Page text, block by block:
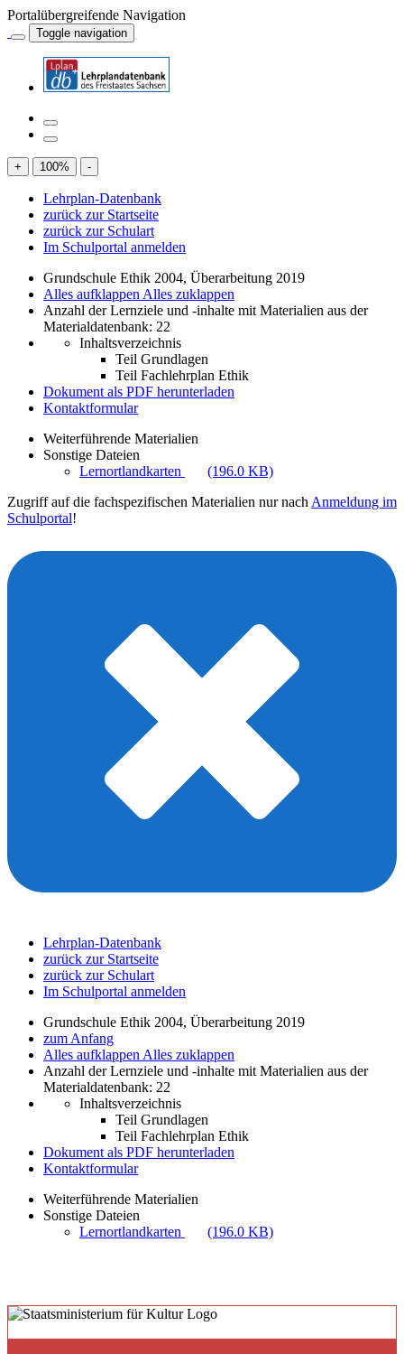
Portalübergreifende Navigation
Toggle navigation
+ 100% -
Lehrplan-Datenbank
zurück zur Startseite
zurück zur Schulart
Im Schulportal anmelden
Grundschule Ethik 2004, Überarbeitung 2019
Alles aufklappen Alles zuklappen
Anzahl der Lernziele und -inhalte mit Materialien aus der
Materialdatenbank: 22
Inhaltsverzeichnis
Teil Grundlagen
Teil Fachlehrplan Ethik
Dokument als PDF herunterladen
Kontaktformular
Weiterführende Materialien
Sonstige Dateien
Lernortlandkarten
(196.0 KB)
Zugriff auf die fachspezifischen Materialien nur nach Anmeldung im
Schulportal!
Lehrplan-Datenbank
zurück zur Startseite
zurück zur Schulart
Im Schulportal anmelden
Grundschule Ethik 2004, Überarbeitung 2019
zum Anfang
Alles aufklappen Alles zuklappen
Anzahl der Lernziele und -inhalte mit Materialien aus der
Materialdatenbank: 22
Inhaltsverzeichnis
Teil Grundlagen
Teil Fachlehrplan Ethik
Dokument als PDF herunterladen
Kontaktformular
Weiterführende Materialien
Sonstige Dateien
Lernortlandkarten
(196.0 KB)